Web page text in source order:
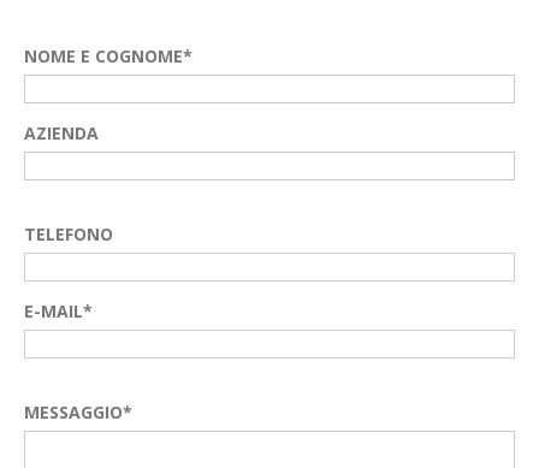
NOME E COGNOME*
AZIENDA
TELEFONO
E-MAIL*
MESSAGGIO*